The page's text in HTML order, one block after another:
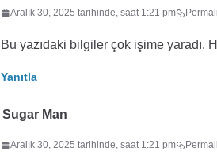
Aralık 30, 2025 tarihinde, saat 1:21 pm
Bu yazıdaki bilgiler çok işime yaradı.
Yanıtla
Sugar Man
Aralık 30, 2025 tarihinde, saat 1:21 pm